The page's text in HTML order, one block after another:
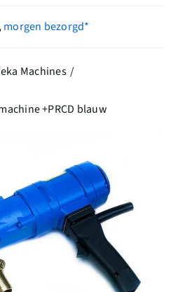
morgen bezorgd*
Machines
+PRCD blauw